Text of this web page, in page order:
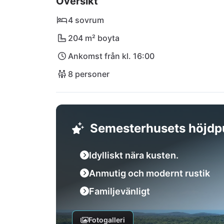
Du är välkommen att upptäcka kulinariska
promenader, medan Porečs livliga
Vrsar eller Rovinj och dyk in i Istriens
Garden Oasis!
4 sovrum
204 m² boyta
Ankomst från kl. 16:00
8 personer
Semesterhusets
Idylliskt nära kusten.
Anmutig och modernt rustik
Familjevänligt
Fotogalleri